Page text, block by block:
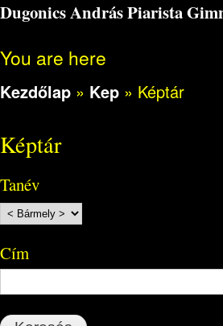
Dugonics András Piarista
You are here
Kezdőlap » Kep » Képtár
Képtár
Tanév
Cím